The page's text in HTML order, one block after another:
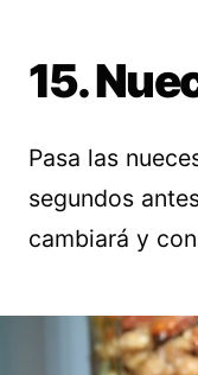
15.
Pasa las
segundos
cambiará y